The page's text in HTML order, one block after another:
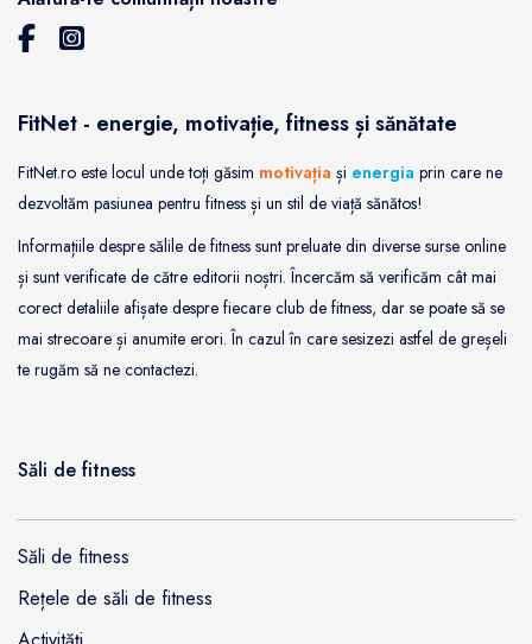
FitNet - energie, motivație, fitness și sănătate
FitNet.ro este locul unde toți găsim motivația și energia prin care ne
dezvoltăm pasiunea pentru fitness și un stil de viață sănătos!
Informațiile despre sălile de fitness sunt preluate din diverse surse online
și sunt verificate de către editorii noștri. Încercăm să verificăm cât mai
corect detaliile afișate despre fiecare club de fitness, dar se poate să se
mai strecoare și anumite erori. În cazul în care sesizezi astfel de greșeli
te rugăm să ne contactezi.
Săli de fitness
Săli de fitness
Rețele de săli de fitness